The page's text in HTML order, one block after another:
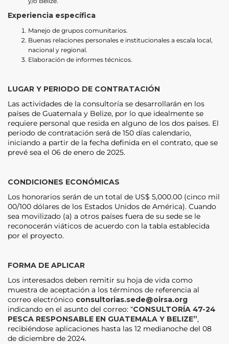
Experiencia específica
Manejo de grupos comunitarios.
Buenas relaciones personales e institucionales a escala local,
nacional y regional.
Elaboración de informes técnicos.
LUGAR Y PERIODO DE CONTRATACIÓN
Las actividades de la consultoría se desarrollarán en los
países de Guatemala y Belize, por lo que idealmente se
requiere personal que resida en alguno de los dos países. El
periodo de contratación será de 150 días calendario,
iniciando a partir de la fecha definida en el contrato, que se
prevé sea el 06 de enero de 2025.
CONDICIONES ECONÓMICAS
Los honorarios serán de un total de US$ 5,000.00 (cinco mil
00/100 dólares de los Estados Unidos de América). Cuando
sea movilizado (a) a otros países fuera de su sede se le
reconocerán viáticos de acuerdo con la tabla establecida
por el proyecto.
FORMA DE APLICAR
Los interesados deben remitir su hoja de vida como
muestra de aceptación a los términos de referencia al
correo electrónico consultorias.sede@oirsa.org
indicando en el asunto del correo: “CONSULTORÍA 47-24
PESCA RESPONSABLE EN GUATEMALA Y BELIZE”,
recibiéndose aplicaciones hasta las 12 medianoche del 08
de diciembre de 2024.